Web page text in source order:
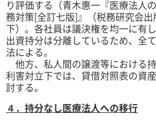
り評価する（青木惠一『医療法人
務対策[全訂七版]』（税務研究会
下）。各社員は議決権を均一に有
出資持分は分離しているため、全
法による。
他方、私人間の譲渡等における
利害対立下では、貸借対照表の資
討する。
４．持分なし医療法人への移行